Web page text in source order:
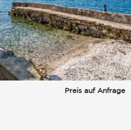
Preis auf Anfrage